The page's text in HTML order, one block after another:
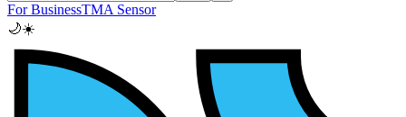
For BusinessTMA Sensor
🌙☀️